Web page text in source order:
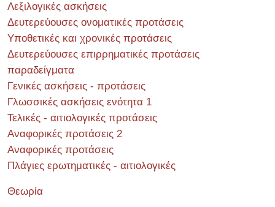
Λεξιλογικές ασκήσεις
Δευτερεύουσες ονοματικές προτάσεις
Υποθετικές και χρονικές προτάσεις
Δευτερεύουσες επιρρηματικές προτάσεις
παραδείγματα
Γενικές ασκήσεις - προτάσεις
Γλωσσικές ασκήσεις ενότητα 1
Τελικές - αιτιολογικές προτάσεις
Αναφορικές προτάσεις 2
Αναφορικές προτάσεις
Πλάγιες ερωτηματικές - αιτιολογικές
Θεωρία